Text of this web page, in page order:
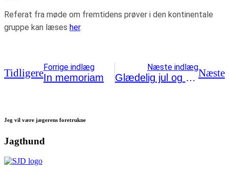
Referat fra møde om fremtidens prøver i den kontinentale
gruppe kan læses her.
TidligereForrige indlæg
In memoriam
Næste indlæg
Glædelig jul og godt nytår! Næste
Jeg vil være jægerens foretrukne
Jagthund